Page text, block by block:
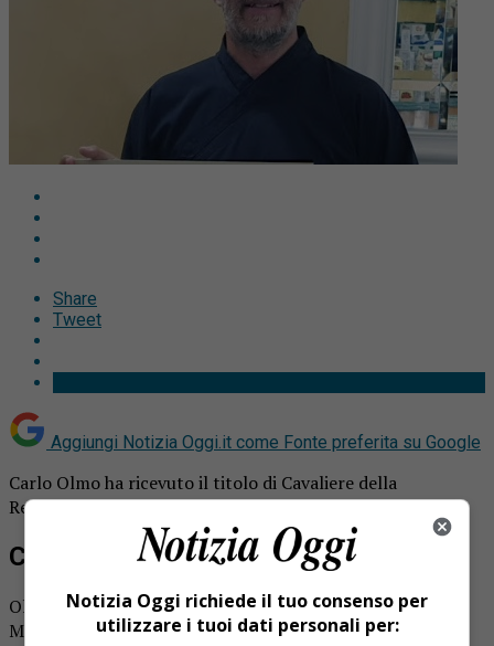
Share
Tweet
Aggiungi Notizia Oggi.it come Fonte preferita su Google
Carlo Olmo ha ricevuto il titolo di Cavaliere della
Repubblica.
Carlo Olmo
Olmo ha ricevuto dalle mani del Capo dello Stato Sergio
Mattarella, la pergamena e la medaglia di Cavaliere della
Notizia Oggi richiede il tuo consenso per
utilizzare i tuoi dati personali per: